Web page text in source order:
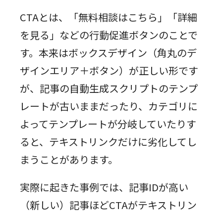
CTAとは、「無料相談はこちら」「詳細
を見る」などの行動促進ボタンのことで
す。本来はボックスデザイン（角丸のデ
ザインエリア＋ボタン）が正しい形です
が、記事の自動生成スクリプトのテンプ
レートが古いままだったり、カテゴリに
よってテンプレートが分岐していたりす
ると、テキストリンクだけに劣化してし
まうことがあります。
実際に起きた事例では、記事IDが高い
（新しい）記事ほどCTAがテキストリン